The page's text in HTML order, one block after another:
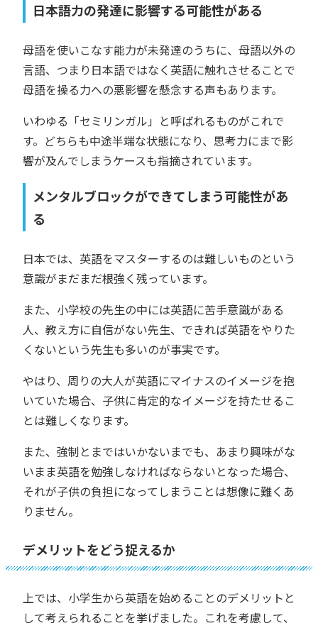
日本語力の発達に影響する可能性がある
母語を使いこなす能力が未発達のうちに、母語以外の
言語、つまり日本語ではなく英語に触れさせることで
母語を操る力への悪影響を懸念する声もあります。
いわゆる「セミリンガル」と呼ばれるものがこれで
す。どちらも中途半端な状態になり、思考力にまで影
響が及んでしまうケースも指摘されています。
メンタルブロックができてしまう可能性があ
る
日本では、英語をマスターするのは難しいものという
意識がまだまだ根強く残っています。
また、小学校の先生の中には英語に苦手意識がある
人、教え方に自信がない先生、できれば英語をやりた
くないという先生も多いのが事実です。
やはり、周りの大人が英語にマイナスのイメージを抱
いていた場合、子供に肯定的なイメージを持たせるこ
とは難しくなります。
また、強制とまではいかないまでも、あまり興味がな
いまま英語を勉強しなければならないとなった場合、
それが子供の負担になってしまうことは想像に難くあ
りません。
デメリットをどう捉えるか
上では、小学生から英語を始めることのデメリットと
して考えられることを挙げました。これを考慮して、